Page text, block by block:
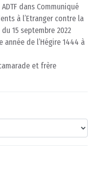
dans Communiqué
à l’Etranger contre la
15 septembre 2022
année de l’Hégire 1444 à
camarade et frère